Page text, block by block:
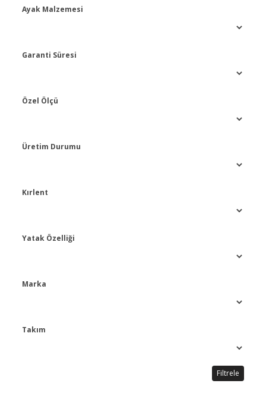
Ayak Malzemesi
Garanti Süresi
Özel Ölçü
Üretim Durumu
Kırlent
Yatak Özelliği
Marka
Takım
Filtrele